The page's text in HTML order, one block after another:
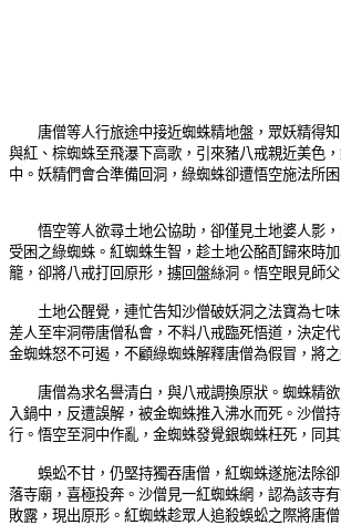
唐僧等人行旅途中接近蜘蛛精地盤，眾妖精得知
與紅、棕蜘蛛至飛瀑下高歌，引來豬八戒親近美色
中。妖精們會合準備回洞，綠蜘蛛卻遭悟空施法所
悟空等人欲尋土地公協助，卻僅見土地婆人影，
受困之綠蜘蛛。紅蜘蛛生智，趁土地公酩酊歸來時
籠，卻將八戒打回原形，擄回盤絲洞。悟空眼見師
土地公醒覺，連忙告知沙僧破妖洞之法寶為七味
差人至牢洞帶唐僧私會，不料八戒臨死悟道，決定
金蜘蛛怒不可遏，不顧綠蜘蛛解釋唐僧為假冒，將
唐僧為求名譽清白，與八戒調換原狀。蜘蛛精欲
入鍋中，反遭誤解，被金蜘蛛推入沸水而死。沙僧
行。悟空至洞中作亂，金蜘蛛發覺銀蜘蛛枉死，同
蜈蚣不甘，仍堅持獨吞唐僧，紅蜘蛛遂施法除卻
落寺廟，喜極投奔。沙僧見一紅蜘蛛網，認為該寺
敗露，現出原形。紅蜘蛛趁眾人追殺蜈蚣之際將唐